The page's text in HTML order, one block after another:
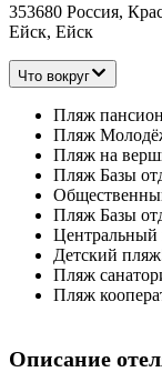
353680 Россия,
Ейск, Ейск
Что вокруг
Пляж
Пляж
Пляж на
Пляж Базы
Пляж Базы
Детский пляж
Пляж
Пляж
Описание